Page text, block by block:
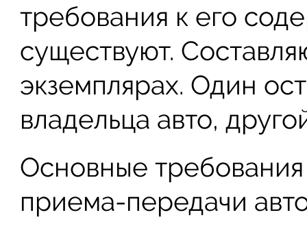
требования к его
существуют.
экземплярах. Один
владельца авто,
Основные
приема-передачи